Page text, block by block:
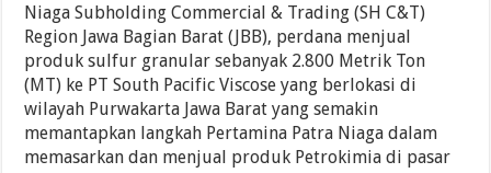
Niaga Subholding Commercial & Trading (SH C&T)
Region Jawa Bagian Barat (JBB), perdana menjual
produk sulfur granular sebanyak 2.800 Metrik Ton
(MT) ke PT South Pacific Viscose yang berlokasi di
wilayah Purwakarta Jawa Barat yang semakin
memantapkan langkah Pertamina Patra Niaga dalam
memasarkan dan menjual produk Petrokimia di pasar